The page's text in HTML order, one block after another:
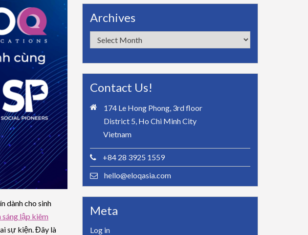
dành cho sinh
sáng lập kiêm
sự kiện. Đây là
Archives
Archives
Contact Us!
174 Le Hong Phong, 3rd floor
District 5, Ho Chi Minh City
Vietnam
+84 28 3925 1559
hello@eloqasia.com
Meta
Log in